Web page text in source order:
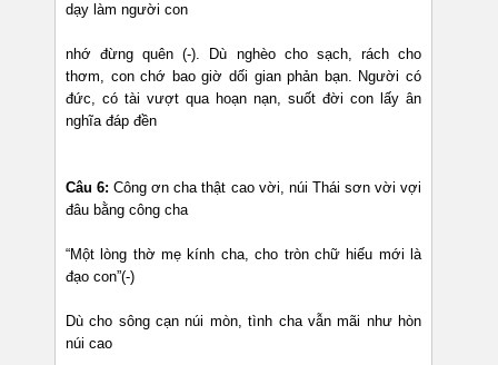
dạy làm người con
nhớ đừng quên (-). Dù nghèo cho sạch, rách cho
thơm, con chớ bao giờ dối gian phản bạn. Người có
đức, có tài vượt qua hoạn nạn, suốt đời con lấy ân
nghĩa đáp đền
Câu 6: Công ơn cha thật cao vời, núi Thái sơn vời vợi
đâu bằng công cha
“Một lòng thờ mẹ kính cha, cho tròn chữ hiếu mới là
đạo con”(-)
Dù cho sông cạn núi mòn, tình cha vẫn mãi như hòn
núi cao